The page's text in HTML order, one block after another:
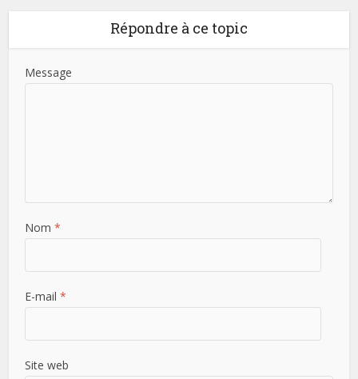
Répondre à ce topic
Message
Nom*
E-mail*
Site web